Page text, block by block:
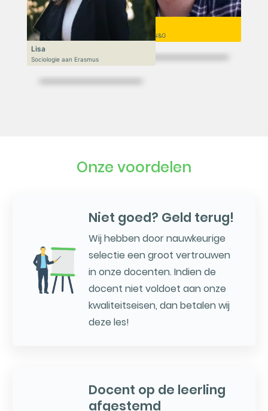
Niek
VWO 6, N&T/N&G
Lisa
Sociologie aan Erasmus
Onze voordelen
Niet goed? Geld terug!
Wij hebben door nauwkeurige
selectie een groot vertrouwen
in onze docenten. Indien de
docent niet voldoet aan onze
kwaliteitseisen, dan betalen wij
deze les!
Docent op de leerling
afgestemd